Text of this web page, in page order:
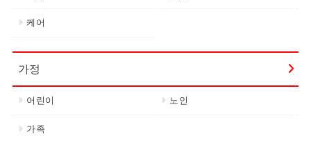
케어
가정
어린이 노인
가족